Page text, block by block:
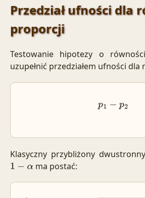
Przedział ufności dla
proporcji
Testowanie hipotezy o
uzupełnić przedziałem ufności dla
p 1−p2
Klasyczny przybliżony
1 −α ma postać: